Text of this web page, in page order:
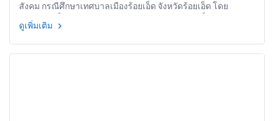
สังคม กรณีศึกษาเทศบาลเมืองร้อยเอ็ด จังหวัดร้อยเอ็ด โดย
ดูเพิ่มเติม